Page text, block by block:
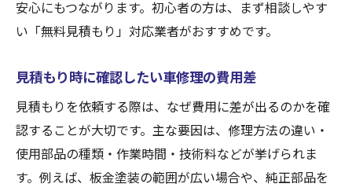
安心にもつながります。初心者の方は、まず相談しやす
い「無料見積もり」対応業者がおすすめです。
見積もり時に確認したい車修理の費用差
見積もりを依頼する際は、なぜ費用に差が出るのかを確
認することが大切です。主な要因は、修理方法の違い・
使用部品の種類・作業時間・技術料などが挙げられま
す。例えば、板金塗装の範囲が広い場合や、純正部品を